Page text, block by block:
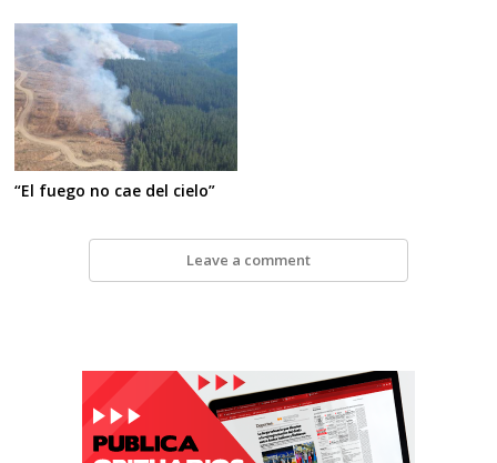
“El fuego no cae del cielo”
Leave a comment